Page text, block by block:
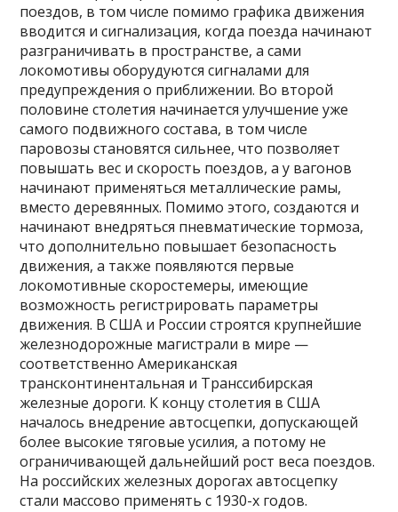
поездов, в том числе помимо графика движения
вводится и сигнализация, когда поезда начинают
разграничивать в пространстве, а сами
локомотивы оборудуются сигналами для
предупреждения о приближении. Во второй
половине столетия начинается улучшение уже
самого подвижного состава, в том числе
паровозы становятся сильнее, что позволяет
повышать вес и скорость поездов, а у вагонов
начинают применяться металлические рамы,
вместо деревянных. Помимо этого, создаются и
начинают внедряться пневматические тормоза,
что дополнительно повышает безопасность
движения, а также появляются первые
локомотивные скоростемеры, имеющие
возможность регистрировать параметры
движения. В США и России строятся крупнейшие
железнодорожные магистрали в мире —
соответственно Американская
трансконтинентальная и Транссибирская
железные дороги. К концу столетия в США
началось внедрение автосцепки, допускающей
более высокие тяговые усилия, а потому не
ограничивающей дальнейший рост веса поездов.
На российских железных дорогах автосцепку
стали массово применять с 1930-х годов.